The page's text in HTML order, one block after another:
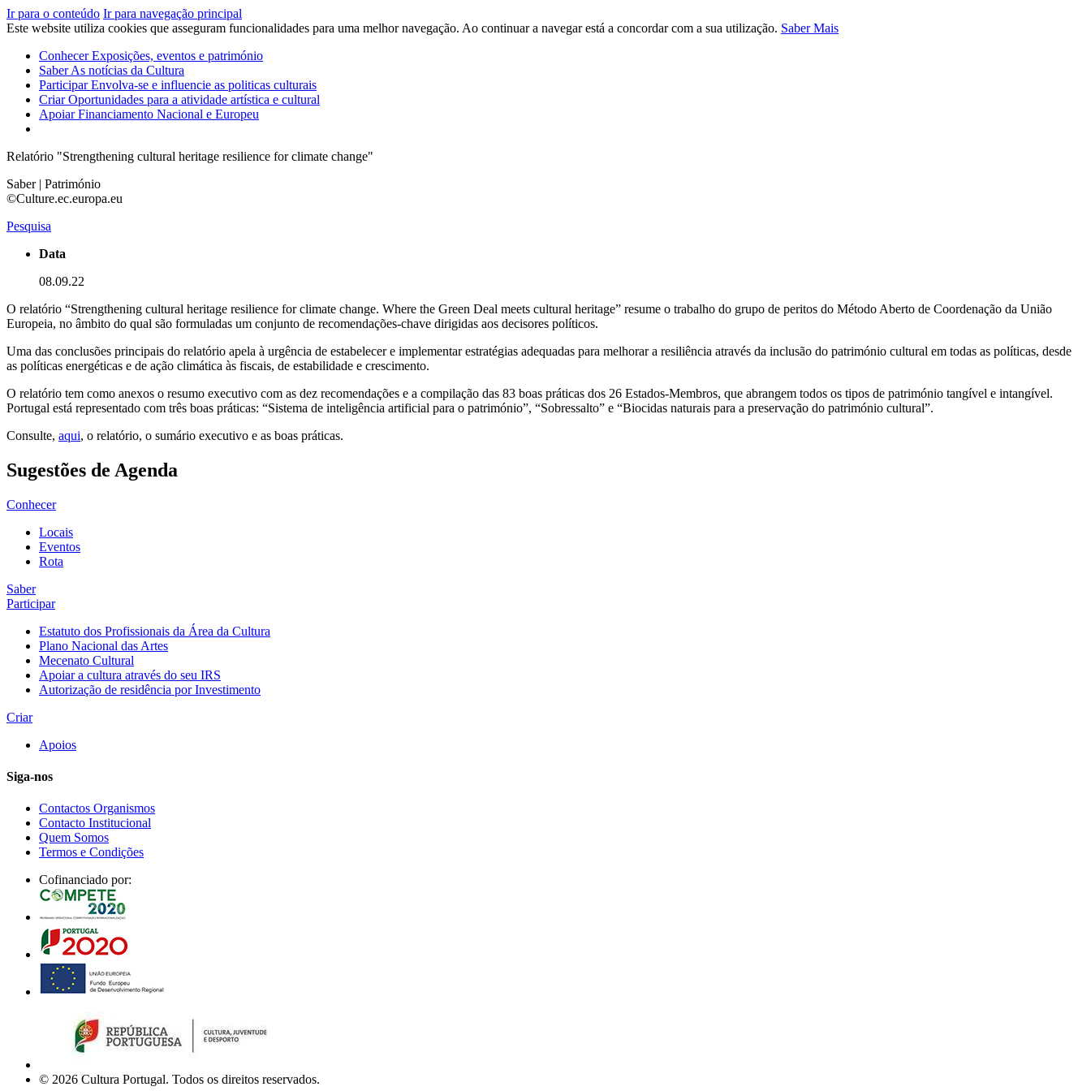
Ir para o conteúdo Ir para navegação principal
Este website utiliza cookies que asseguram funcionalidades para uma melhor navegação. Ao continuar a navegar está a concordar com a sua utilização. Saber Mais
ConhecerExposições, eventos e património
SaberAs notícias da Cultura
ParticiparEnvolva-se e influencie as politicas culturais
CriarOportunidades para a atividade artística e cultural
ApoiarFinanciamento Nacional e Europeu
Relatório "Strengthening cultural heritage resilience for climate change"
Saber | Património
©Culture.ec.europa.eu
Pesquisa
Data
08.09.22
O relatório “Strengthening cultural heritage resilience for climate change. Where the Green Deal meets cultural heritage” resume o trabalho do grupo de peritos do Método Aberto de Coordenação da União
Europeia, no âmbito do qual são formuladas um conjunto de recomendações-chave dirigidas aos decisores políticos.
Uma das conclusões principais do relatório apela à urgência de estabelecer e implementar estratégias adequadas para melhorar a resiliência através da inclusão do património cultural em todas as políticas, desde
as políticas energéticas e de ação climática às fiscais, de estabilidade e crescimento.
O relatório tem como anexos o resumo executivo com as dez recomendações e a compilação das 83 boas práticas dos 26 Estados-Membros, que abrangem todos os tipos de património tangível e intangível.
Portugal está representado com três boas práticas: “Sistema de inteligência artificial para o património”, “Sobressalto” e “Biocidas naturais para a preservação do património cultural”.
Consulte, aqui, o relatório, o sumário executivo e as boas práticas.
Sugestões de Agenda
Conhecer
Locais
Eventos
Rota
Saber
Participar
Estatuto dos Profissionais da Área da Cultura
Plano Nacional das Artes
Mecenato Cultural
Apoiar a cultura através do seu IRS
Autorização de residência por Investimento
Criar
Apoios
Siga-nos
Contactos Organismos
Contacto Institucional
Quem Somos
Termos e Condições
Cofinanciado por:
© 2026 Cultura Portugal. Todos os direitos reservados.